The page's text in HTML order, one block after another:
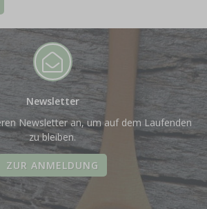
Newsletter
Newsletter an, um auf dem Laufenden
zu bleiben.
ZUR ANMELDUNG